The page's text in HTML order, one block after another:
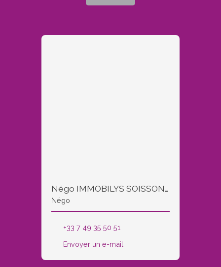
Négo IMMOBILYS SOISSONS et COUCY LE CHATEAU
Négo
+33 7 49 35 50 51
Envoyer un e-mail